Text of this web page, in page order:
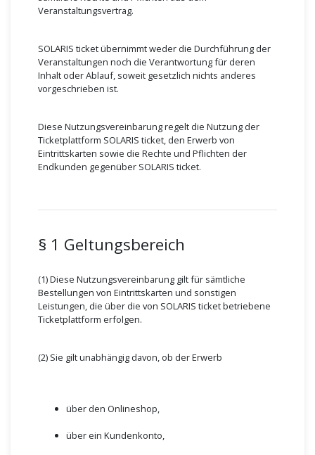
Veranstaltungsvertrag.
SOLARIS ticket übernimmt weder die Durchführung der
Veranstaltungen noch die Verantwortung für deren
Inhalt oder Ablauf, soweit gesetzlich nichts anderes
vorgeschrieben ist.
Diese Nutzungsvereinbarung regelt die Nutzung der
Ticketplattform SOLARIS ticket, den Erwerb von
Eintrittskarten sowie die Rechte und Pflichten der
Endkunden gegenüber SOLARIS ticket.
§ 1 Geltungsbereich
(1) Diese Nutzungsvereinbarung gilt für sämtliche
Bestellungen von Eintrittskarten und sonstigen
Leistungen, die über die von SOLARIS ticket betriebene
Ticketplattform erfolgen.
(2) Sie gilt unabhängig davon, ob der Erwerb
über den Onlineshop,
über ein Kundenkonto,